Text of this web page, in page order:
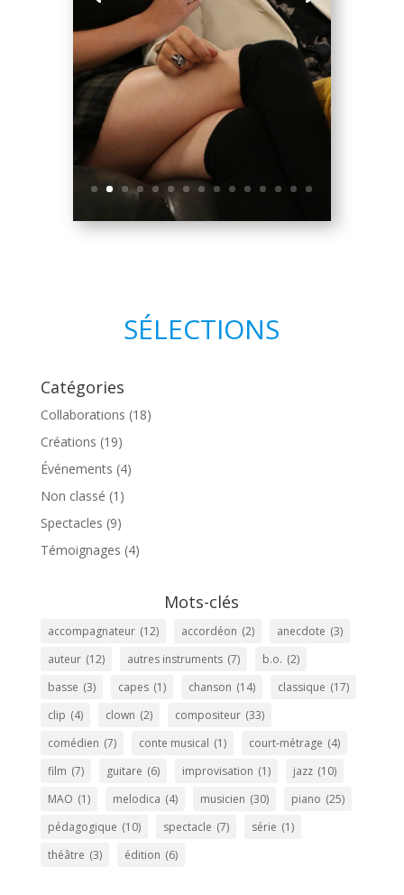
SÉLECTIONS
Catégories
Collaborations (18)
Créations (19)
Événements (4)
Non classé (1)
Spectacles (9)
Témoignages (4)
Mots-clés
accompagnateur (12) accordéon (2) anecdote (3)
auteur (12) autres instruments (7) b.o. (2)
basse (3) capes (1) chanson (14) classique (17)
clip (4) clown (2) compositeur (33)
comédien (7) conte musical (1) court-métrage (4)
film (7) guitare (6) improvisation (1) jazz (10)
MAO (1) melodica (4) musicien (30) piano (25)
pédagogique (10) spectacle (7) série (1)
théâtre (3) édition (6)